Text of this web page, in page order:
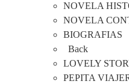
NOVELA
NOVELA
BIOGRAFIAS
Back
LOVELY
PEPITA